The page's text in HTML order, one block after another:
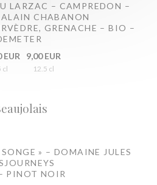
LARZAC – CAMPREDON –
CHABANON
GRENACHE – BIO –
EUR
cl
9,00 EUR
12.5 cl
» – DOMAINE JULES
PINOT NOIR